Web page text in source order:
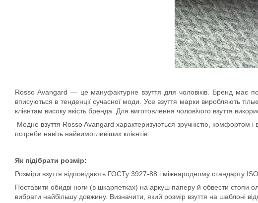
Rosso Avangard — це мануфактурне взуття для чоловіків. Бренд має
вписуються в тенденції сучасної моди. Усе взуття марки виробляють
клієнтам високу якість бренда. Для виготовлення чоловічого взуття
Модне взуття Rosso Avangard характеризуються зручністю, комфортом і
потреби навіть найвимогливіших клієнтів.
Як підібрати розмір:
Розміри взуття відповідають ГОСТу 3927-88 і міжнародному стандарту
Поставити обидві ноги (в шкарпетках) на аркуш паперу й обвести стопи
вибрати найбільшу довжину. Визначити, який розмір взуття на шаблоні